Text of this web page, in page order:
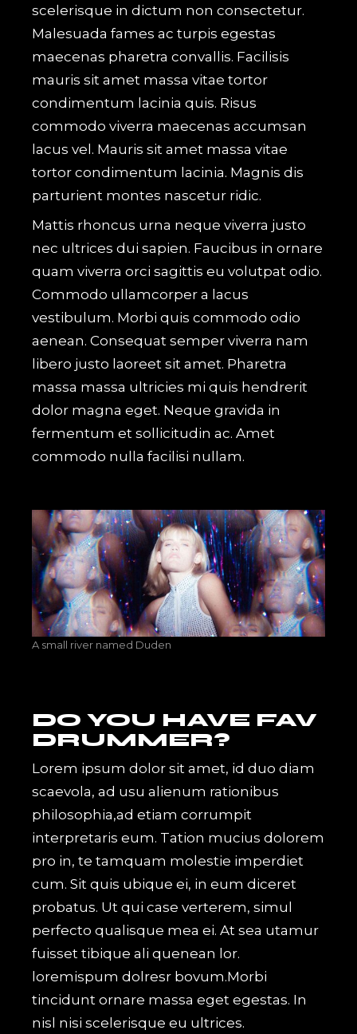
scelerisque in dictum non consectetur.
Malesuada fames ac turpis egestas
maecenas pharetra convallis. Facilisis
mauris sit amet massa vitae tortor
condimentum lacinia quis. Risus
commodo viverra maecenas accumsan
lacus vel. Mauris sit amet massa vitae
tortor condimentum lacinia. Magnis dis
parturient montes nascetur ridic.
Mattis rhoncus urna neque viverra justo
nec ultrices dui sapien. Faucibus in ornare
quam viverra orci sagittis eu volutpat odio.
Commodo ullamcorper a lacus
vestibulum. Morbi quis commodo odio
aenean. Consequat semper viverra nam
libero justo laoreet sit amet. Pharetra
massa massa ultricies mi quis hendrerit
dolor magna eget. Neque gravida in
fermentum et sollicitudin ac. Amet
commodo nulla facilisi nullam.
A small river named Duden
DO YOU HAVE FAV
DRUMMER?
Lorem ipsum dolor sit amet, id duo diam
scaevola, ad usu alienum rationibus
philosophia,ad etiam corrumpit
interpretaris eum. Tation mucius dolorem
pro in, te tamquam molestie imperdiet
cum. Sit quis ubique ei, in eum diceret
probatus. Ut qui case verterem, simul
perfecto qualisque mea ei. At sea utamur
fuisset tibique ali quenean lor.
loremispum dolresr bovum.Morbi
tincidunt ornare massa eget egestas. In
nisl nisi scelerisque eu ultrices.